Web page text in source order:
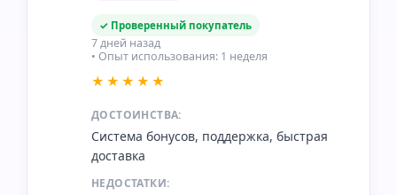
✓ Проверенный покупатель
7 дней назад
• Опыт использования: 1 неделя
★★★★★
ДОСТОИНСТВА:
Система бонусов, поддержка, быстрая
доставка
НЕДОСТАТКИ: